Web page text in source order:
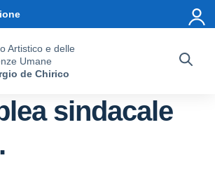
Artistico e delle
Umane
de Chirico
sindacale